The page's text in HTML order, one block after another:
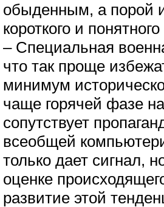
обыденным, а порой
короткого и
– Специальная
что так проще
минимум
чаще горячей фазе
сопутствует
всеобщей
только дает сигнал,
оценке
развитие этой